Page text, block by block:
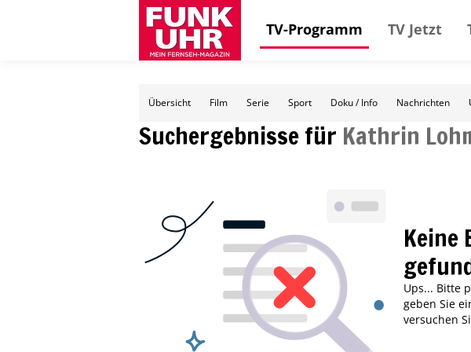
TV-Programm TV Jetzt
Übersicht Film Serie Sport Doku / Info Nachrichten
Suchergebnisse für Kathrin
Keine
Ups... Bitte
geben Sie
versuchen